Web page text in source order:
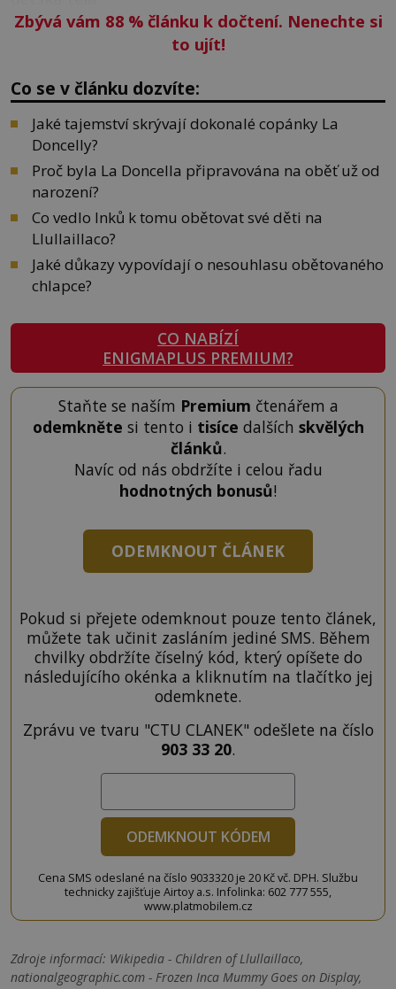
Zbývá vám 88 %článku k dočtení. Nenechte si
to ujít!
Co se v článku dozvíte:
Jaké tajemství skrývají dokonalé copánky La
Doncelly?
Proč byla La Doncella připravována na oběť už od
narození?
Co vedlo Inků k tomu obětovat své děti na
Llullaillaco?
Jaké důkazy vypovídají o nesouhlasu obětovaného
chlapce?
CO NABÍZÍ
ENIGMAPLUS PREMIUM?
Staňte se naším Premium čtenářem a
odemkněte si tento i tisíce dalších skvělých
článků.
Navíc od nás obdržíte i celou řadu
hodnotných bonusů!
ODEMKNOUT ČLÁNEK
Pokud si přejete odemknout pouze tento článek,
můžete tak učinit zasláním jediné SMS. Během
chvilky obdržíte číselný kód, který opíšete do
následujícího okénka a kliknutím na tlačítko jej
odemknete.
Zprávu ve tvaru "CTU CLANEK" odešlete na číslo
903 33 20.
ODEMKNOUT KÓDEM
Cena SMS odeslané na číslo 9033320 je 20 Kč vč. DPH. Službu
technicky zajišťuje Airtoy a.s. Infolinka: 602 777 555,
www.platmobilem.cz
Zdroje informací: Wikipedia - Children of Llullaillaco,
nationalgeographic.com - Frozen Inca Mummy Goes on Display,